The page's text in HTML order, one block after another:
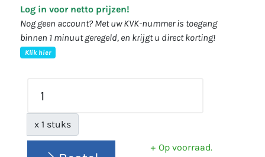
Log in voor netto prijzen!
Nog geen account? Met uw KVK-nummer is toegang
binnen 1 minuut geregeld, en krijgt u direct korting!
Klik hier
x 1 stuks
Op voorraad.